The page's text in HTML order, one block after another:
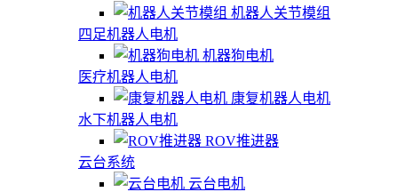
机器人关节模组
四足机器人电机
机器狗电机
医疗机器人电机
康复机器人电机
水下机器人电机
ROV推进器
云台系统
云台电机